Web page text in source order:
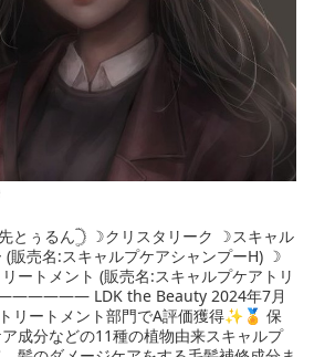
とぅるん𓊇 ☽クリスタリーク ☽スキャル
(販売名:スキャルプケアシャンプーH) ☽
ートメント (販売名:スキャルプケアトリ
LDK the Beauty 2024年7月
リートメント部門でA評価獲得✨️🏅 保
成分などの11種の植物由来スキャルプ